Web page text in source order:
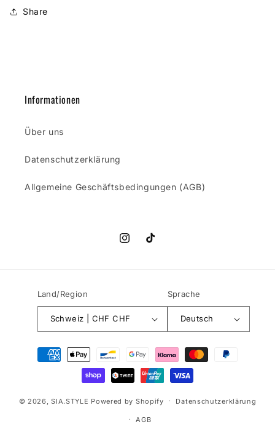
Share
Informationen
Über uns
Datenschutzerklärung
Allgemeine Geschäftsbedingungen (AGB)
InstagramTikTok
Land/Region
Schweiz | CHF CHF
Sprache
Deutsch
Zahlungsmethoden
© 2026,SIA.STYLE Powered by Shopify Datenschutzerklärung
AGB